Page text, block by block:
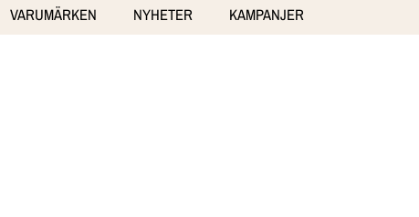
VARUMÄRKEN NYHETER KAMPANJER